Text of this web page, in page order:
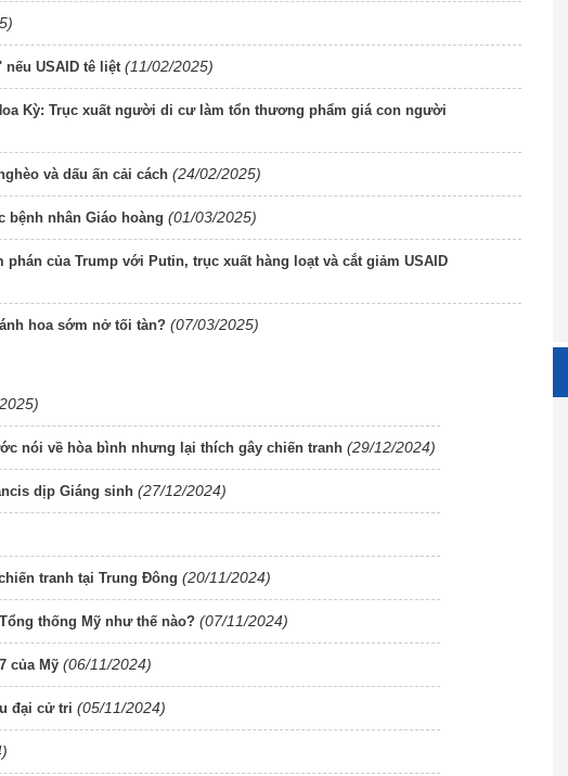
USAID tê liệt (11/02/2025)
Kỳ: Trục xuất người di cư làm tổn thương phẩm giá con người
và dấu ấn cải cách (24/02/2025)
bệnh nhân Giáo hoàng (01/03/2025)
phán của Trump với Putin, trục xuất hàng loạt và cắt giảm USAID
hoa sớm nở tối tàn? (07/03/2025)
nói về hòa bình nhưng lại thích gây chiến tranh (29/12/2024)
dịp Giáng sinh (27/12/2024)
tranh tại Trung Đông (20/11/2024)
thống Mỹ như thế nào? (07/11/2024)
của Mỹ (06/11/2024)
đại cử tri (05/11/2024)